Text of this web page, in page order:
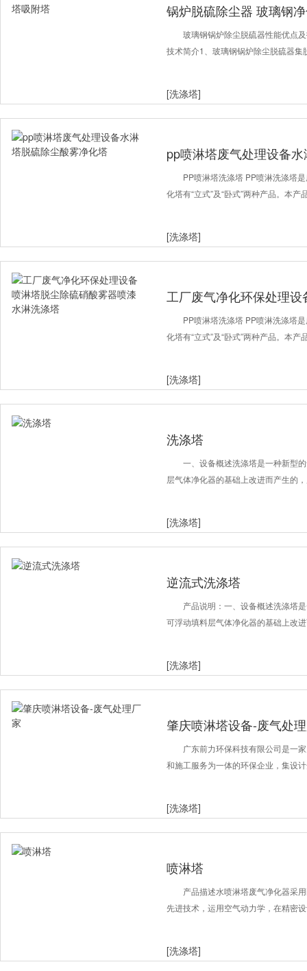
锅炉脱硫除尘器 玻璃钢
玻璃钢锅炉除尘脱硫器性能优点
技术简介1、玻璃钢锅炉除尘脱硫器集
[洗涤塔]
pp喷淋塔废气处理设备
PP喷淋塔洗涤塔 PP喷淋洗涤塔
化塔有“立式”及“卧式”两种产品。本产
[洗涤塔]
工厂废气净化环保处理
器喷漆水淋洗涤塔
PP喷淋塔洗涤塔 PP喷淋洗涤塔
化塔有“立式”及“卧式”两种产品。本产
[洗涤塔]
洗涤塔
一、设备概述洗涤塔是一种新型
层气体净化器的基础上改进而产生的
[洗涤塔]
逆流式洗涤塔
产品说明：一、设备概述洗涤塔
可浮动填料层气体净化器的基础上改
[洗涤塔]
肇庆喷淋塔设备-废气处
广东前力环保科技有限公司是一
和施工服务为一体的环保企业，集设
[洗涤塔]
喷淋塔
产品描述水喷淋塔废气净化器采
先进技术，运用空气动力学，在精密
[洗涤塔]